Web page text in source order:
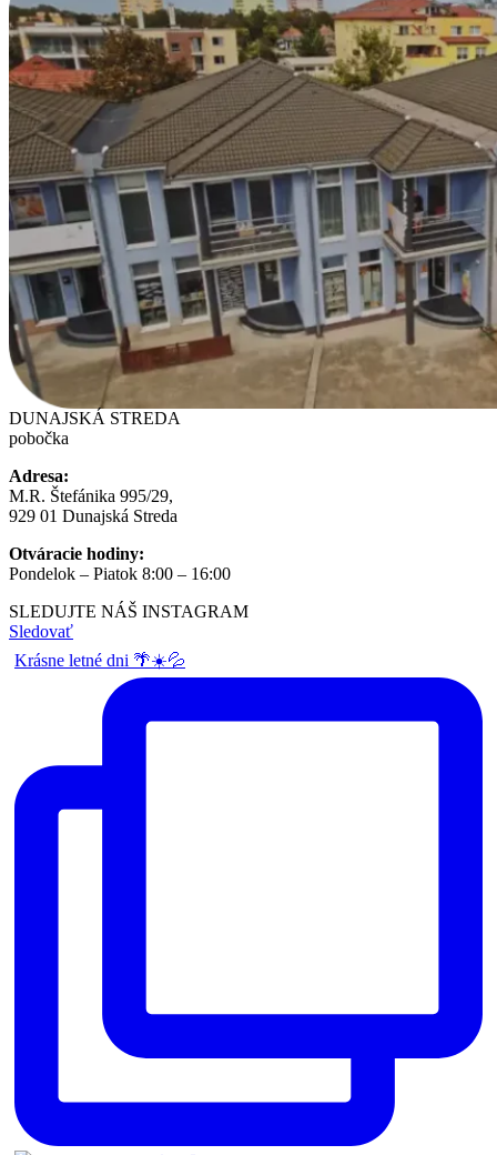
DUNAJSKÁ STREDA
pobočka
Adresa:
M.R. Štefánika 995/29,
929 01 Dunajská Streda
Otváracie hodiny:
Pondelok – Piatok 8:00 – 16:00
SLEDUJTE NÁŠ INSTAGRAM
Sledovať
Krásne letné dni 🌴☀️💦